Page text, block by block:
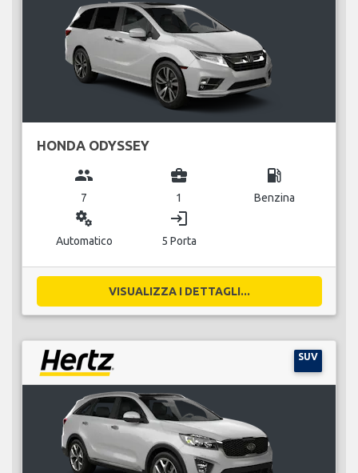
HONDA ODYSSEY
group
7
business_center
1
local_gas_station
Benzina
miscellaneous_services
Automatico
login
5 Porta
VISUALIZZA I DETTAGLI...
SUV